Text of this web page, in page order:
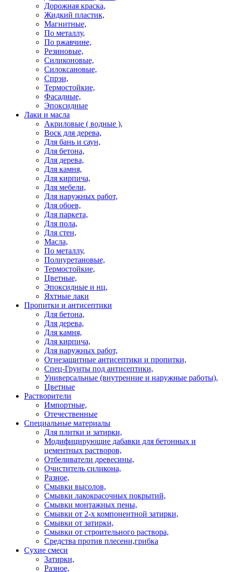
Дорожная краска,
Жидкий пластик,
Магнитные,
По металлу,
По ржавчине,
Резиновые,
Силиконовые,
Силоксановые,
Спрэи,
Термостойкие,
Фасадные,
Эпоксидные
Лаки и масла
Акриловые ( водные ),
Воск для дерева,
Для бань и саун,
Для бетона,
Для дерева,
Для камня,
Для кирпича,
Для мебели,
Для наружных работ,
Для обоев,
Для паркета,
Для пола,
Для стен,
Масла,
По металлу,
Полиуретановые,
Термостойкие,
Цветные,
Эпоксидные и нц,
Яхтные лаки
Пропитки и антисептики
Для бетона,
Для дерева,
Для камня,
Для кирпича,
Для наружных работ,
Огнезащитные антисептики и пропитки,
Спец-Грунты под антисептики,
Универсальные (внутренние и наружные работы),
Цветные
Растворители
Импортные,
Отечественные
Специальные материалы
Для плитки и затирки,
Модифицирующие дабавки для бетонных и
цементных растворов,
Отбеливатели древесины,
Очиститель силикона,
Разное,
Смывки высолов,
Смывки лакокрасочных покрытий,
Смывки монтажных пены,
Смывки от 2-х компонентной затирки,
Смывки от затирки,
Смывки от строительного раствора,
Средства против плесени,грибка
Сухие смеси
Затирки,
Разное,